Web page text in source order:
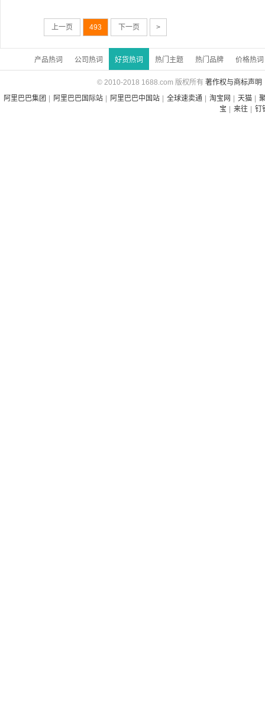
上一页 493 下一页 >
产品热词 公司热词 好货热词 热门主题 热门品牌 价格热词
© 2010-2018 1688.com 版权所有 著作权与商标声明
阿里巴巴集团
阿里巴巴国际站 阿里巴巴中国站 全球速卖通 淘宝网 天猫
宝
来往 钉